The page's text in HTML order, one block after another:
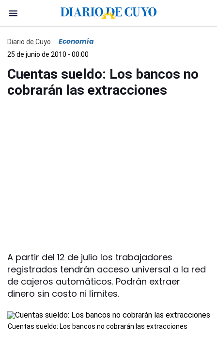
Diario de Cuyo Economía
25 de junio de 2010 - 00:00
Cuentas sueldo: Los bancos no
cobrarán las extracciones
A partir del 12 de julio los trabajadores
registrados tendrán acceso universal a la red
de cajeros automáticos. Podrán extraer
dinero sin costo ni límites.
Cuentas sueldo: Los bancos no cobrarán las extracciones